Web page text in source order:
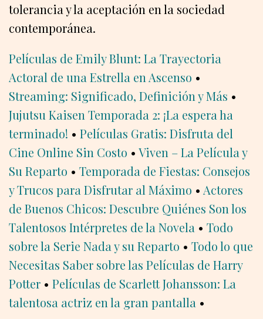
tolerancia y la aceptación en la sociedad
contemporánea.
Películas de Emily Blunt: La Trayectoria
Actoral de una Estrella en Ascenso •
Streaming: Significado, Definición y Más •
Jujutsu Kaisen Temporada 2: ¡La espera ha
terminado! • Películas Gratis: Disfruta del
Cine Online Sin Costo • Viven – La Película y
Su Reparto • Temporada de Fiestas: Consejos
y Trucos para Disfrutar al Máximo • Actores
de Buenos Chicos: Descubre Quiénes Son los
Talentosos Intérpretes de la Novela • Todo
sobre la Serie Nada y su Reparto • Todo lo que
Necesitas Saber sobre las Películas de Harry
Potter • Películas de Scarlett Johansson: La
talentosa actriz en la gran pantalla •